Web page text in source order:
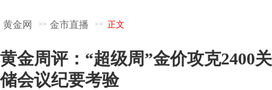
黄金网 >> 金市直播 >> 正文
黄金周评：“超级周”金价攻克2400
储会议纪要考验